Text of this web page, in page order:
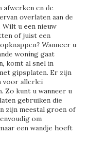
afwerken en de
overlaten aan de
Wilt u een nieuw
of juist een
Wanneer u
woning gaat
komt al snel in
gipsplaten. Er zijn
voor allerlei
Zo kunt u wanneer u
gebruiken die
zijn meestal groen of
om
een wandje hoeft